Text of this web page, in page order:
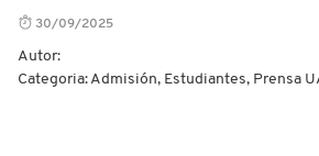
30/09/2025
Autor:
Categoria: Admisión, Estudiantes, Prensa